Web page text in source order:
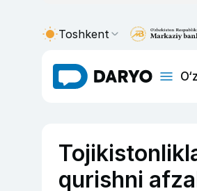
Toshkent
qurishni